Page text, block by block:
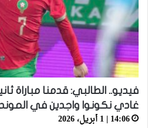
فيديو.. الطالبي: قدمنا مباراة
غادي نكونوا واجدين في
14:06 | 1 أبريل، 2026